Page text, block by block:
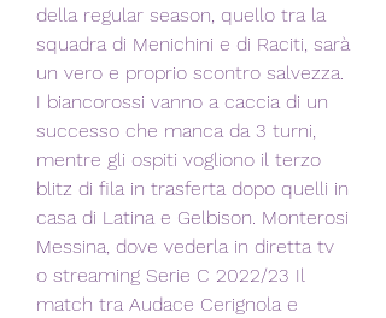
della regular season, quello tra la
squadra di Menichini e di Raciti, sarà
un vero e proprio scontro salvezza.
I biancorossi vanno a caccia di un
successo che manca da 3 turni,
mentre gli ospiti vogliono il terzo
blitz di fila in trasferta dopo quelli in
casa di Latina e Gelbison. Monterosi
Messina, dove vederla in diretta tv
o streaming Serie C 2022/23 Il
match tra Audace Cerignola e